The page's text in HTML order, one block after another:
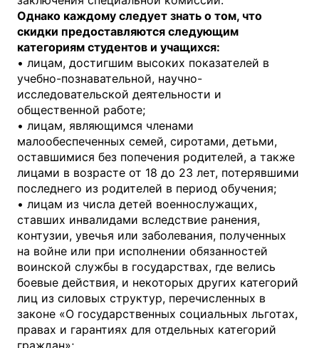
Однако каждому следует знать о том, что
скидки предоставляются следующим
категориям студентов и учащихся:
• лицам, достигшим высоких показателей в
учебно-познавательной, научно-
исследовательской деятельности и
общественной работе;
• лицам, являющимся членами
малообеспеченных семей, сиротами, детьми,
оставшимися без попечения родителей, а также
лицами в возрасте от 18 до 23 лет, потерявшими
последнего из родителей в период обучения;
• лицам из числа детей военнослужащих,
ставших инвалидами вследствие ранения,
контузии, увечья или заболевания, полученных
на войне или при исполнении обязанностей
воинской службы в государствах, где велись
боевые действия, и некоторых других категорий
лиц из силовых структур, перечисленных в
законе «О государственных социальных льготах,
правах и гарантиях для отдельных категорий
граждан»;